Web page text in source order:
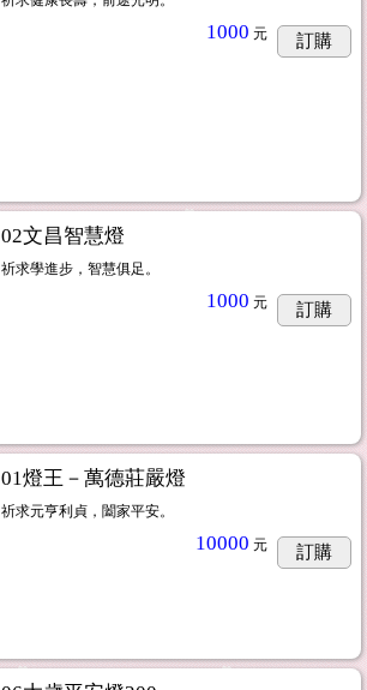
1000 元 訂購
02文昌智慧燈
祈求學進步，智慧俱足。
1000 元 訂購
01燈王－萬德莊嚴燈
祈求元亨利貞，闔家平安。
10000 元 訂購